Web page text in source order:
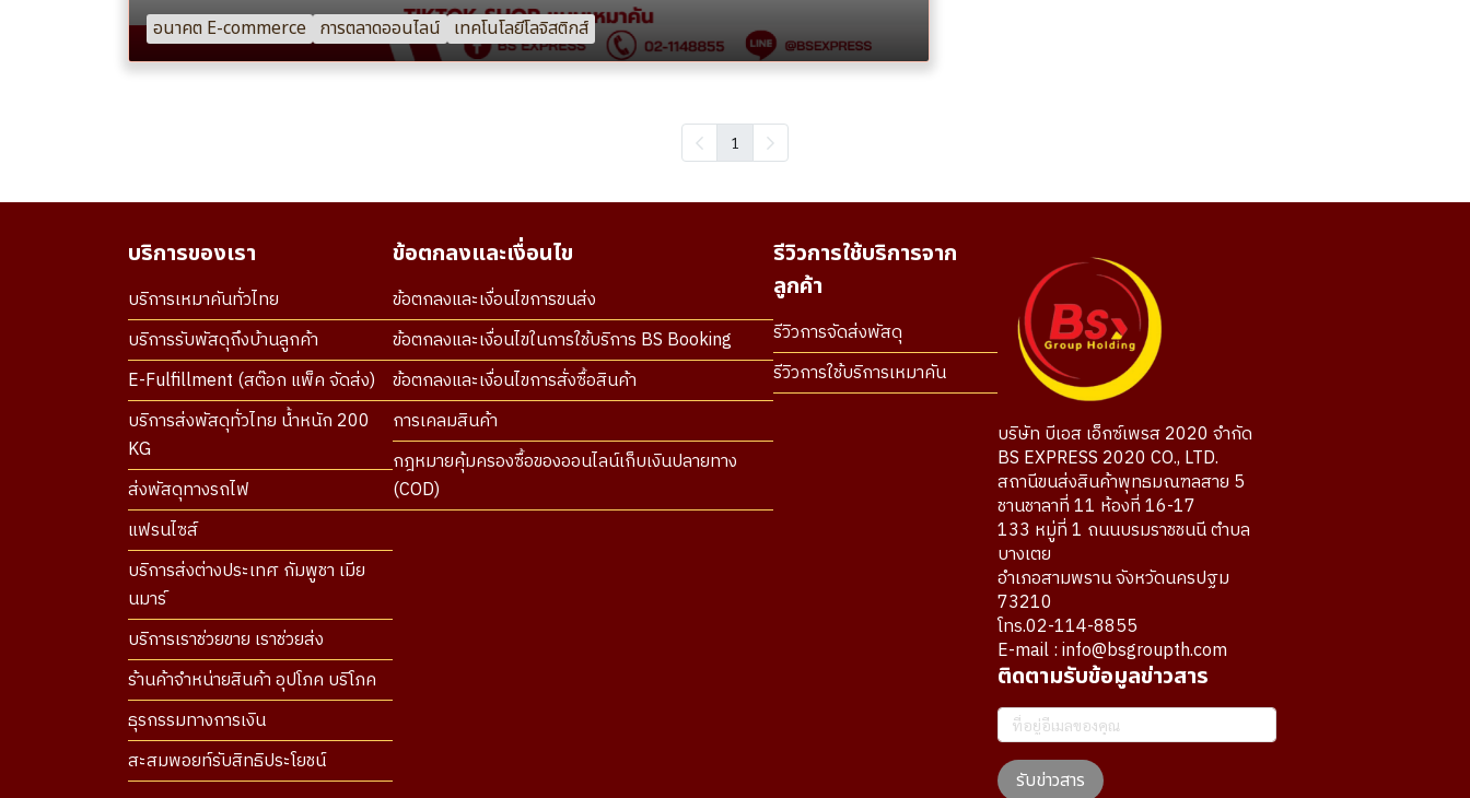
อนาคต E-commerce การตลาดออนไลน์ เทคโนโลยีโลจิสติกส์
1
บริการของเรา
บริการเหมาคันทั่วไทย
บริการรับพัสดุถึงบ้านลูกค้า
E-Fulfillment (สต๊อก แพ็ค จัดส่ง)
บริการส่งพัสดุทั่วไทย น้ำหนัก 200
KG
ส่งพัสดุทางรถไฟ
แฟรนไซส์
บริการส่งต่างประเทศ กัมพูชา เมีย
นมาร์
บริการเราช่วยขาย เราช่วยส่ง
ร้านค้าจำหน่ายสินค้า อุปโภค บริโภค
ธุรกรรมทางการเงิน
สะสมพอยท์รับสิทธิประโยชน์
ข้อตกลงและเงื่อนไข
ข้อตกลงและเงื่อนไขการขนส่ง
ข้อตกลงและเงื่อนไขในการใช้บริการ BS Booking
ข้อตกลงและเงื่อนไขการสั่งซื้อสินค้า
การเคลมสินค้า
กฎหมายคุ้มครองซื้อของออนไลน์เก็บเงินปลายทาง
(COD)
รีวิวการใช้บริการจาก
ลูกค้า
รีวิวการจัดส่งพัสดุ
รีวิวการใช้บริการเหมาคัน
บริษัท บีเอส เอ็กซ์เพรส 2020 จำกัด
BS EXPRESS 2020 CO., LTD.
สถานีขนส่งสินค้าพุทธมณฑลสาย 5
ชานชาลาที่ 11 ห้องที่ 16-17
133 หมู่ที่ 1 ถนนบรมราชชนนี ตำบล
บางเตย
อำเภอสามพราน จังหวัดนครปฐม
73210
โทร.02-114-8855
E-mail : info@bsgroupth.com
ติดตามรับข้อมูลข่าวสาร
รับข่าวสาร